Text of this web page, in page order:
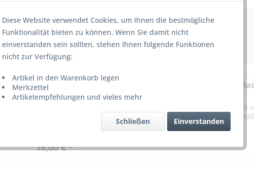
von6
Doppel-Wippschalter - Aufputz für Jalousie und
Der Doppel-Wippschalter ist für die Aufputzmontage geeignet
klassischen Design, mit oder ohne Rastfunktion erhältlich !
16,00 € *
Diese Website verwendet Cookies, um Ihnen die bestmögliche
Funktionalität bieten zu können. Wenn Sie damit nicht
einverstanden sein sollten, stehen Ihnen folgende Funktionen
nicht zur Verfügung:
Artikel in den Warenkorb legen
Merkzettel
Artikelempfehlungen und vieles mehr
Einverstanden
Schließen